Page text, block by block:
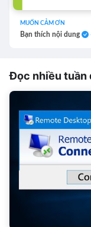
MUỐN CẢM ƠN
Bạn thích nội dung
Đọc nhiều tuần